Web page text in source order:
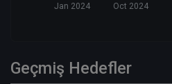
Jan 2024 Oct 2024
Geçmiş Hedefler